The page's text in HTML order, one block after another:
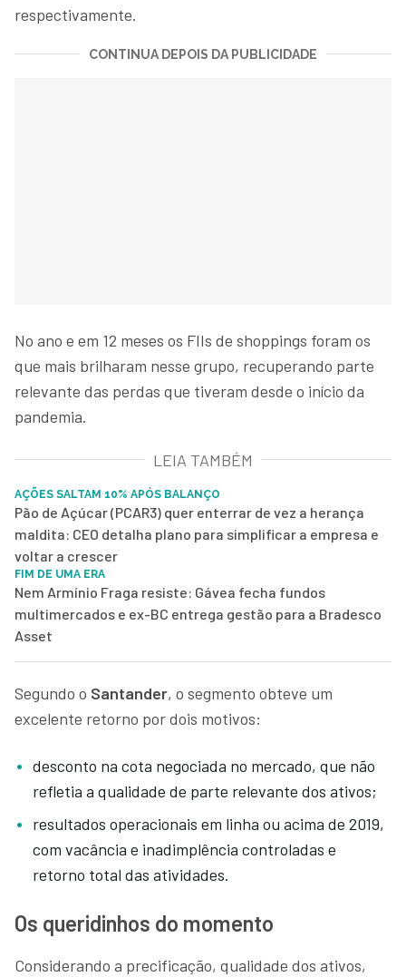
respectivamente.
CONTINUA DEPOIS DA PUBLICIDADE
No ano e em 12 meses os FIIs de shoppings foram os
que mais brilharam nesse grupo, recuperando parte
relevante das perdas que tiveram desde o início da
pandemia.
LEIA TAMBÉM
AÇÕES SALTAM 10% APÓS BALANÇO
Pão de Açúcar (PCAR3) quer enterrar de vez a herança
maldita: CEO detalha plano para simplificar a empresa e
voltar a crescer
FIM DE UMA ERA
Nem Armínio Fraga resiste: Gávea fecha fundos
multimercados e ex-BC entrega gestão para a Bradesco
Asset
Segundo o Santander, o segmento obteve um
excelente retorno por dois motivos:
desconto na cota negociada no mercado, que não
refletia a qualidade de parte relevante dos ativos;
resultados operacionais em linha ou acima de 2019,
com vacância e inadimplência controladas e
retorno total das atividades.
Os queridinhos do momento
Considerando a precificação, qualidade dos ativos,